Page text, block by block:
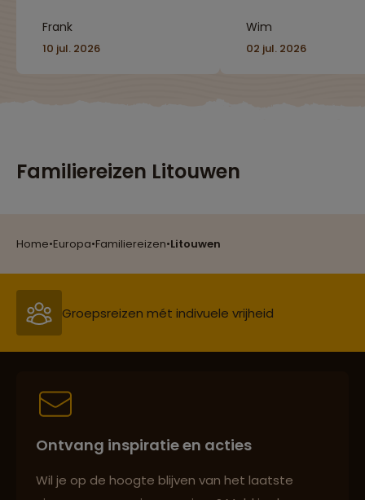
Home•Europa•Familiereizen•Litouwen
Frank
10 jul. 2026
Wim
02 jul. 2026
Familiereizen Litouwen
Groepsreizen mét indivuele vrijheid
Persoonlijk en deskundig reisadvies
Ontvang inspiratie en acties
Wil je op de hoogte blijven van het laatste